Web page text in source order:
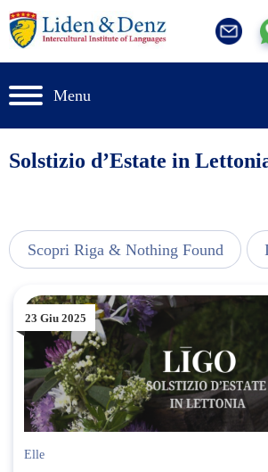
Menu
Solstizio d’Estate in
Scopri Riga & Nothing Found
23 Giu 2025
Elle